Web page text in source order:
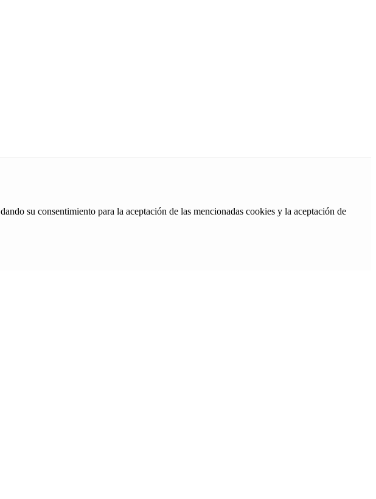
su consentimiento para la aceptación de las mencionadas cookies y la aceptación de